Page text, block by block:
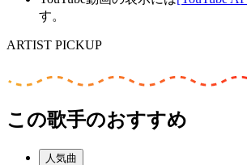
す。
ARTIST PICKUP
この歌手のおすすめ
人気曲